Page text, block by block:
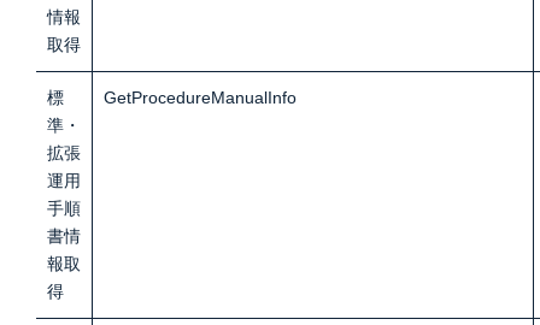
情報
取得
標
準・
拡張
運用
手順
書情
報取
得
GetProcedureManualInfo